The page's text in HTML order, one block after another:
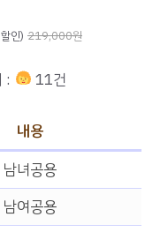
인) 219,000원
: 11건
내용
남녀공용
남여공용